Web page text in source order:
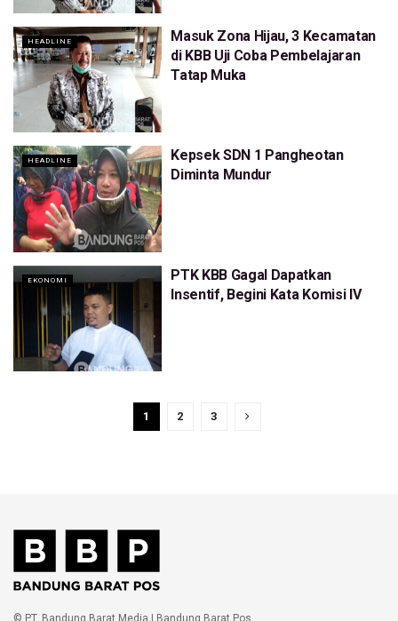
HEADLINE
Masuk Zona Hijau, 3 Kecamatan
di KBB Uji Coba Pembelajaran
Tatap Muka
HEADLINE
Kepsek SDN 1 Pangheotan
Diminta Mundur
EKONOMI
PTK KBB Gagal Dapatkan
Insentif, Begini Kata Komisi IV
1 2 3